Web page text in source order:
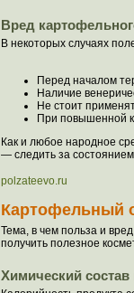
Вред
В некоторых случаях
Перед началом
Наличие
Не стоит
При повышенной
Как и любое народное
— следить за
polzateevo.ru
Картофельный
Тема, в чем польза и
получить полезное
Химический